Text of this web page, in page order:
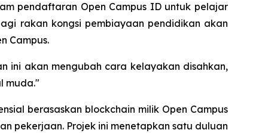
pendaftaran Open Campus ID untuk pelajar
rakan kongsi pembiayaan pendidikan akan
Campus.
ini akan mengubah cara kelayakan disahkan,
muda."
berasaskan blockchain milik Open Campus
pekerjaan. Projek ini menetapkan satu duluan